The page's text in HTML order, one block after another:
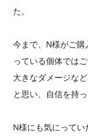
た。
今まで、N様がご
っている個体では
大きなダメージな
と思い、自信を持
N様にも気にってい